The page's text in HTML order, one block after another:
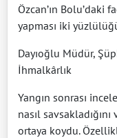
Özcan’ın Bolu’daki
yapması iki
Dayıoğlu Müdür,
İhmalkârlık
Yangın sonrası
nasıl
ortaya koydu.